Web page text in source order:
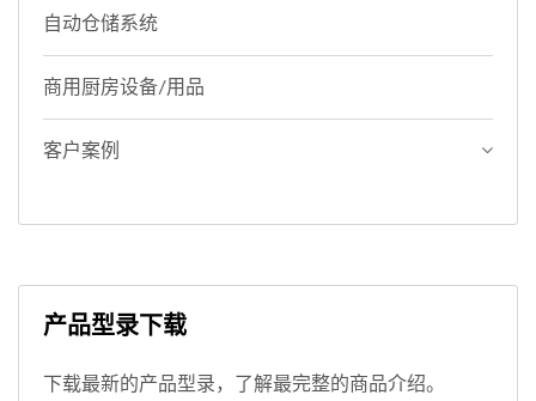
自动仓储系统
商用厨房设备/用品
客户案例
产品型录下载
下载最新的产品型录，了解最完整的商品介绍。